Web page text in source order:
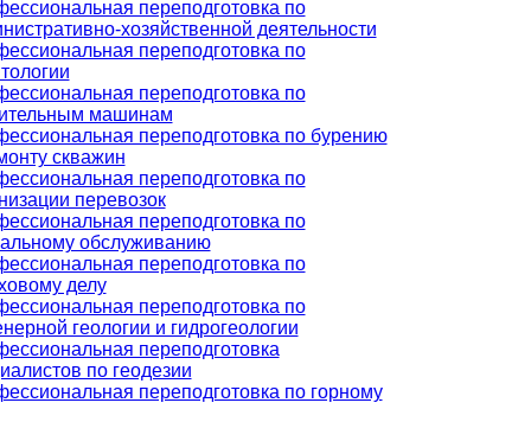
переподготовка по
хозяйственной деятельности
переподготовка по
переподготовка по
машинам
переподготовка по бурению
скважин
переподготовка по
перевозок
переподготовка по
обслуживанию
переподготовка по
делу
переподготовка по
геологии и гидрогеологии
переподготовка
по геодезии
переподготовка по горному